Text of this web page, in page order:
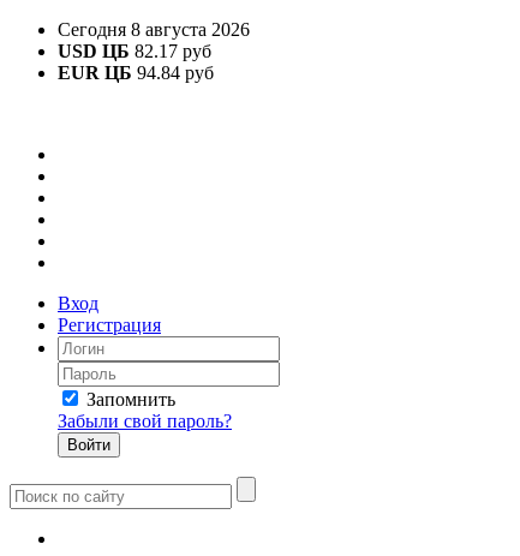
Сегодня 8 августа 2026
USD ЦБ 82.17 руб
EUR ЦБ 94.84 руб
Вход
Регистрация
Запомнить
Забыли свой пароль?